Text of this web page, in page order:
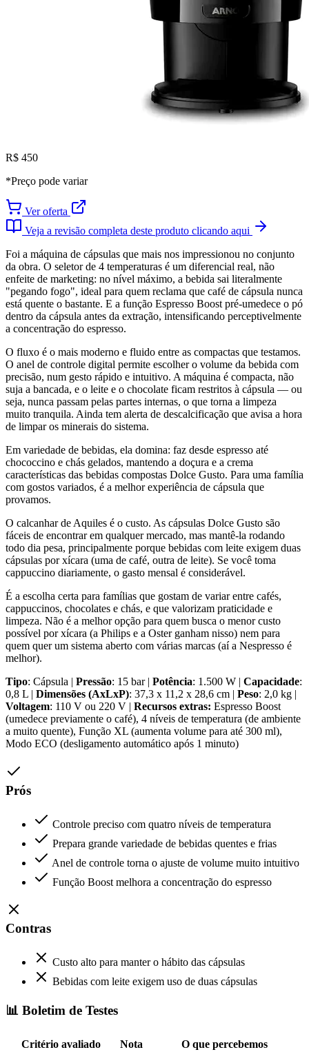
R$ 450
*Preço pode variar
Ver oferta
Veja a revisão completa deste produto clicando aqui
Foi a máquina de cápsulas que mais nos impressionou no conjunto
da obra. O seletor de 4 temperaturas é um diferencial real, não
enfeite de marketing: no nível máximo, a bebida sai literalmente
"pegando fogo", ideal para quem reclama que café de cápsula nunca
está quente o bastante. E a função Espresso Boost pré-umedece o pó
dentro da cápsula antes da extração, intensificando perceptivelmente
a concentração do espresso.
O fluxo é o mais moderno e fluido entre as compactas que testamos.
O anel de controle digital permite escolher o volume da bebida com
precisão, num gesto rápido e intuitivo. A máquina é compacta, não
suja a bancada, e o leite e o chocolate ficam restritos à cápsula — ou
seja, nunca passam pelas partes internas, o que torna a limpeza
muito tranquila. Ainda tem alerta de descalcificação que avisa a hora
de limpar os minerais do sistema.
Em variedade de bebidas, ela domina: faz desde espresso até
chococcino e chás gelados, mantendo a doçura e a crema
características das bebidas compostas Dolce Gusto. Para uma família
com gostos variados, é a melhor experiência de cápsula que
provamos.
O calcanhar de Aquiles é o custo. As cápsulas Dolce Gusto são
fáceis de encontrar em qualquer mercado, mas mantê-la rodando
todo dia pesa, principalmente porque bebidas com leite exigem duas
cápsulas por xícara (uma de café, outra de leite). Se você toma
cappuccino diariamente, o gasto mensal é considerável.
É a escolha certa para famílias que gostam de variar entre cafés,
cappuccinos, chocolates e chás, e que valorizam praticidade e
limpeza. Não é a melhor opção para quem busca o menor custo
possível por xícara (a Philips e a Oster ganham nisso) nem para
quem quer um sistema aberto com várias marcas (aí a Nespresso é
melhor).
Tipo: Cápsula | Pressão: 15 bar | Potência: 1.500 W | Capacidade:
0,8 L | Dimensões (AxLxP): 37,3 x 11,2 x 28,6 cm | Peso: 2,0 kg |
Voltagem: 110 V ou 220 V | Recursos extras: Espresso Boost
(umedece previamente o café), 4 níveis de temperatura (de ambiente
a muito quente), Função XL (aumenta volume para até 300 ml),
Modo ECO (desligamento automático após 1 minuto)
Prós
Controle preciso com quatro níveis de temperatura
Prepara grande variedade de bebidas quentes e frias
Anel de controle torna o ajuste de volume muito intuitivo
Função Boost melhora a concentração do espresso
Contras
Custo alto para manter o hábito das cápsulas
Bebidas com leite exigem uso de duas cápsulas
📊 Boletim de Testes
Critério avaliado Nota
O que percebemos